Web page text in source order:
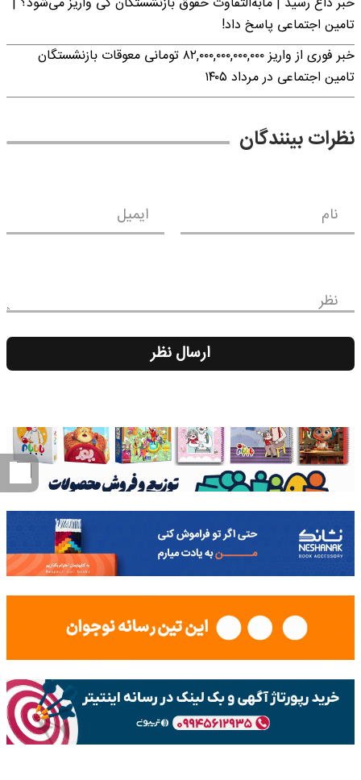
تامین اجتماعی پاسخ داد!
خبر فوری از واریز ۸۲,۰۰۰,۰۰۰,۰۰۰,۰۰۰ تومانی معوقات بازنشستگان
تامین اجتماعی در مرداد ۱۴۰۵
نظرات بینندگان
نام ایمیل
نظر
ارسال نظر